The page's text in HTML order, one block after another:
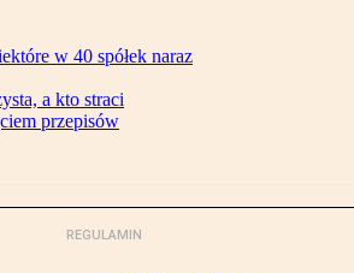
w 40 spółek naraz
a kto straci
przepisów
REGULAMIN